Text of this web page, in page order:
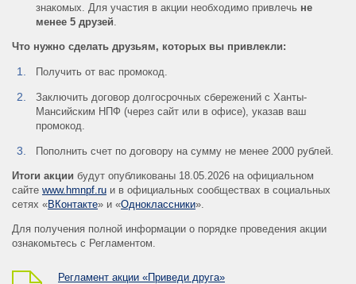
знакомых. Для участия в акции необходимо привлечь не
менее 5 друзей
Что нужно сделать друзьям, которых вы привлекли:
Получить от вас промокод.
Заключить договор долгосрочных сбережений с Ханты-
Мансийским НПФ (через сайт или в офисе), указав ваш
промокод.
Пополнить счет по договору на сумму не менее 2000 рублей.
Итоги акции будут опубликованы 18.05.2026 на официальном
сайте www.hmnpf.ru и в официальных сообществах в социальных
сетях «ВКонтакте» и «Одноклассники».
Для получения полной информации о порядке проведения акции
ознакомьтесь с Регламентом.
Регламент акции «Приведи друга»